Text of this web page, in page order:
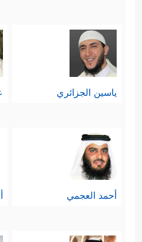
ياسين الجزائري
أحمد العجمي